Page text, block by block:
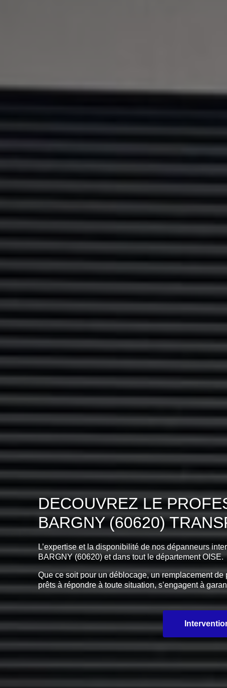
DECOUVREZ LE
BARGNY (60620)
L’expertise et la disponibilité de nos dépanneurs
BARGNY (60620) et dans tout le département OISE.
Que ce soit pour un déblocage, un remplacement
prêts à répondre à toute situation, s’engagent à